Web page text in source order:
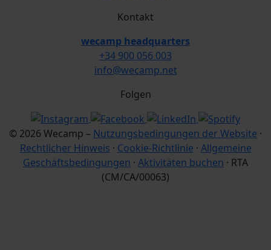
Kontakt
wecamp headquarters
+34 900 056 003
info@wecamp.net
Folgen
© 2026 Wecamp – Nutzungsbedingungen der Website ·
Rechtlicher Hinweis · Cookie-Richtlinie · Allgemeine
Geschäftsbedingungen · Aktivitäten buchen · RTA
(CM/CA/00063)